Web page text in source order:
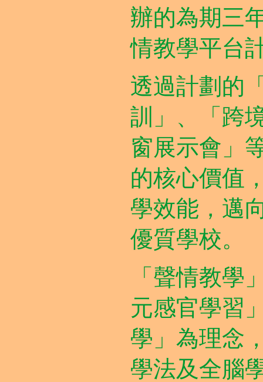
辦的為期三
情教學平台
透過計劃的
訓」、「跨
窗展示會」
的核心價值
學效能，邁
優質學校。
「聲情教學
元感官學習
學」為理念
學法及全腦